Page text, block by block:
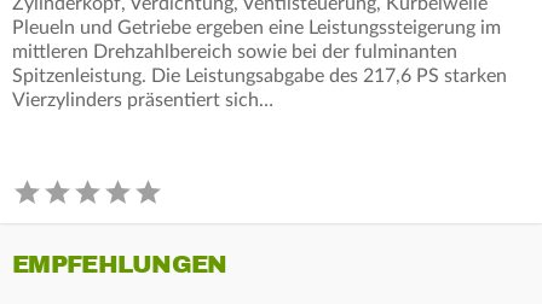
Pleueln und Getriebe ergeben eine Leistungssteigerung im
mittleren Drehzahlbereich sowie bei der fulminanten
Spitzenleistung. Die Leistungsabgabe des 217,6 PS starken
Vierzylinders präsentiert sich…
EMPFEHLUNGEN